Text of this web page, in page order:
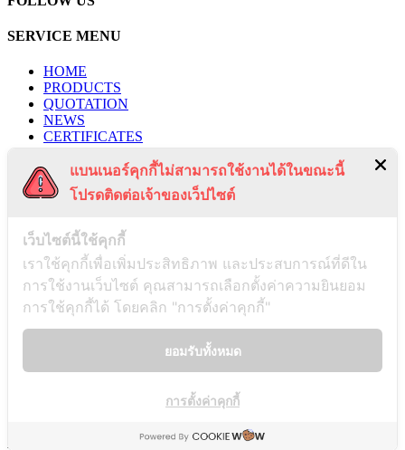
SERVICE MENU
HOME
PRODUCTS
QUOTATION
NEWS
CERTIFICATES
CONTACT US
PRIVACY POLICY
TERMS & CONDITIONS
RECENT POSTS
Payment Notification
AS & D INDUSTRY Co., LTD. @2021. All right reserved
แบนเนอร์คุกกี้ไม่สามารถใช้งานได้ในขณะนี้
โปรดติดต่อเจ้าของเว็ปไซต์
เว็บไซต์นี้ใช้คุกกี้
เราใช้คุกกี้เพื่อเพิ่มประสิทธิภาพ และประสบการณ์ที่ดีใน
การใช้งานเว็บไซต์ คุณสามารถเลือกตั้งค่าความยินยอม
การใช้คุกกี้ได้ โดยคลิก "การตั้งค่าคุกกี้"
ยอมรับทั้งหมด
การตั้งค่าคุกกี้